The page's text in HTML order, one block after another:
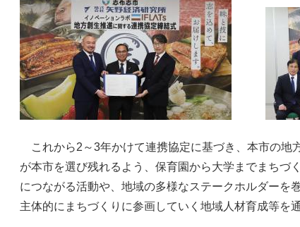
これから2～3年かけて連携協定に基づき、本市の地
が本市を選び残れるよう、保育園から大学までまちづ
につながる活動や、地域の多様なステークホルダーを
主体的にまちづくりに参画していく地域人材育成等を